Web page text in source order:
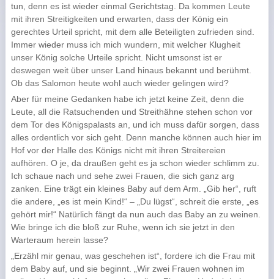
tun, denn es ist wieder einmal Gerichtstag. Da kommen Leute
mit ihren Streitigkeiten und erwarten, dass der König ein
gerechtes Urteil spricht, mit dem alle Beteiligten zufrieden sind.
Immer wieder muss ich mich wundern, mit welcher Klugheit
unser König solche Urteile spricht. Nicht umsonst ist er
deswegen weit über unser Land hinaus bekannt und berühmt.
Ob das Salomon heute wohl auch wieder gelingen wird?
Aber für meine Gedanken habe ich jetzt keine Zeit, denn die
Leute, all die Ratsuchenden und Streithähne stehen schon vor
dem Tor des Königspalasts an, und ich muss dafür sorgen, dass
alles ordentlich vor sich geht. Denn manche können auch hier im
Hof vor der Halle des Königs nicht mit ihren Streitereien
aufhören. O je, da draußen geht es ja schon wieder schlimm zu.
Ich schaue nach und sehe zwei Frauen, die sich ganz arg
zanken. Eine trägt ein kleines Baby auf dem Arm. „Gib her“, ruft
die andere, „es ist mein Kind!“ – „Du lügst“, schreit die erste, „es
gehört mir!“ Natürlich fängt da nun auch das Baby an zu weinen.
Wie bringe ich die bloß zur Ruhe, wenn ich sie jetzt in den
Warteraum herein lasse?
„Erzähl mir genau, was geschehen ist“, fordere ich die Frau mit
dem Baby auf, und sie beginnt. „Wir zwei Frauen wohnen im